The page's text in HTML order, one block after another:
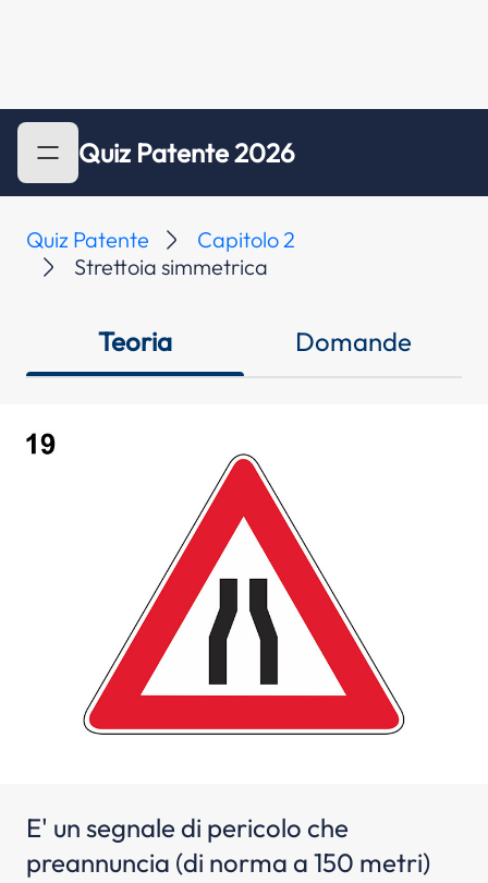
Quiz Patente 2026
Quiz Patente
Capitolo 2
Strettoia simmetrica
Teoria Domande
E' un segnale di pericolo che
preannuncia (di norma a 150 metri)